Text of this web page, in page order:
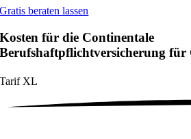
Gratis beraten lassen
Kosten für die Continentale
Berufshaftpflichtversicherung für
Tarif XL